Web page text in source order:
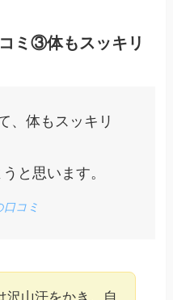
ミ③体もスッキリ
、体もスッキリ
と思います。
口コミ